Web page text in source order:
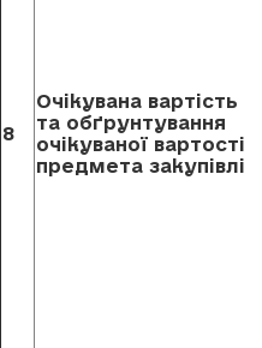
8
Очікувана вартість
та обґрунтування
очікуваної вартості
предмета закупівлі